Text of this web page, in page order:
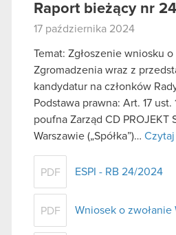
Raport bieżący nr
17 października 2024
Temat: Zgłoszenie wniosku
Zgromadzenia wraz z
kandydatur na członków
Podstawa prawna: Art. 17
poufna Zarząd CD PROJEKT
Warszawie („Spółka”)…
PDF ESPI - RB 24/2024
PDF Wniosek o zwołanie